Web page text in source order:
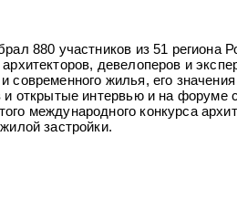
880 участников из 51 региона
девелоперов и
современного жилья, его
открытые интервью и на форуме
международного конкурса
застройки.